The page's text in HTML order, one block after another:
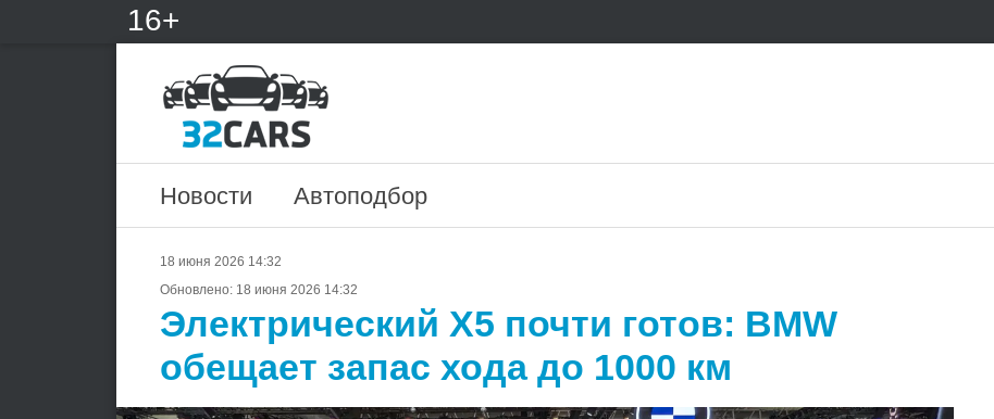
16+
Новости Автоподбор
18 июня 2026 14:32
Обновлено: 18 июня 2026 14:32
Электрический X5 почти готов: BMW
обещает запас хода до 1000 км